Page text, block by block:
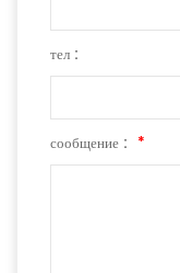
тел :
сообщение : *